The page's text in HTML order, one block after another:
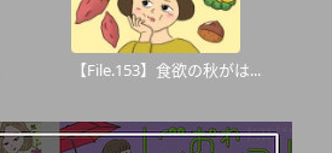
【File.153】食欲の秋がは...